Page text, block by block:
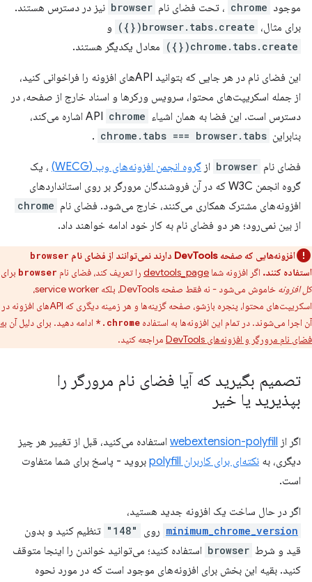
موجود chrome ، تحت فضای نام browser نیز در دسترس هستند.
برای مثال، browser.tabs.create({}) و
chrome.tabs.create({}) معادل یکدیگر هستند.
این فضای نام در هر جایی که بتوانید APIهای افزونه را فراخوانی کنید،
از جمله اسکریپت‌های محتوا، سرویس ورکرها و اسناد خارج از صفحه، در
دسترس است. این فضا به همان اشیاء API chrome
اشاره می‌کند،
بنابراین chrome.tabs === browser.tabs
.
فضای نام browser از گروه انجمن افزونه‌های وب (WECG)
، یک
گروه انجمن W3C که در آن فروشندگان مرورگر بر روی استانداردهای
افزونه‌های مشترک همکاری می‌کنند، خارج می‌شود. فضای نام chrome
از بین نمی‌رود؛ هر دو فضای نام به کار خود ادامه خواهند داد.
افزونه‌هایی که صفحه DevTools دارند نمی‌توانند از فضای نام browser
استفاده کنند. اگر افزونه شما devtools_page را تعریف کند، فضای نام browser برای
کل افزونه
خاموش می‌شود - نه فقط صفحه DevTools، بلکه service worker،
اسکریپت‌های محتوا، پنجره بازشو، صفحه گزینه‌ها و هر زمینه دیگری که APIهای افزونه در
آن اجرا می‌شوند. در تمام این افزونه‌ها به استفاده chrome.* ادامه دهید. برای دلیل آن به
فضای نام مرورگر و افزونه‌های DevTools
مراجعه کنید.
تصمیم بگیرید که آیا فضای نام مرورگر را
بپذیرید یا خیر
اگر از webextension-polyfill استفاده می‌کنید، قبل از تغییر هر چیز
دیگری، به نکته‌ای برای کاربران polyfill
بروید - پاسخ برای شما متفاوت
است.
اگر در حال ساخت یک افزونه جدید هستید،
minimum_chrome_version روی "148"
تنظیم کنید و بدون
قید و شرط browser استفاده کنید؛ می‌توانید خواندن را اینجا متوقف
کنید. بقیه این بخش برای افزونه‌های موجود است که در مورد نحوه